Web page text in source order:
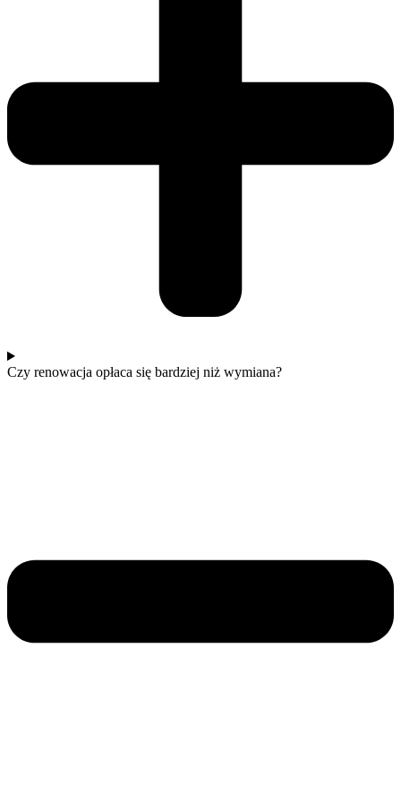
Czy renowacja opłaca się bardziej niż wymiana?